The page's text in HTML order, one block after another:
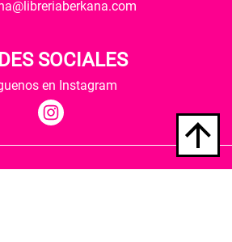
SOCIALES
en Instagram